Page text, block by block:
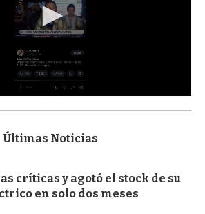
Últimas Noticias
críticas y agotó el stock de su
en solo dos meses